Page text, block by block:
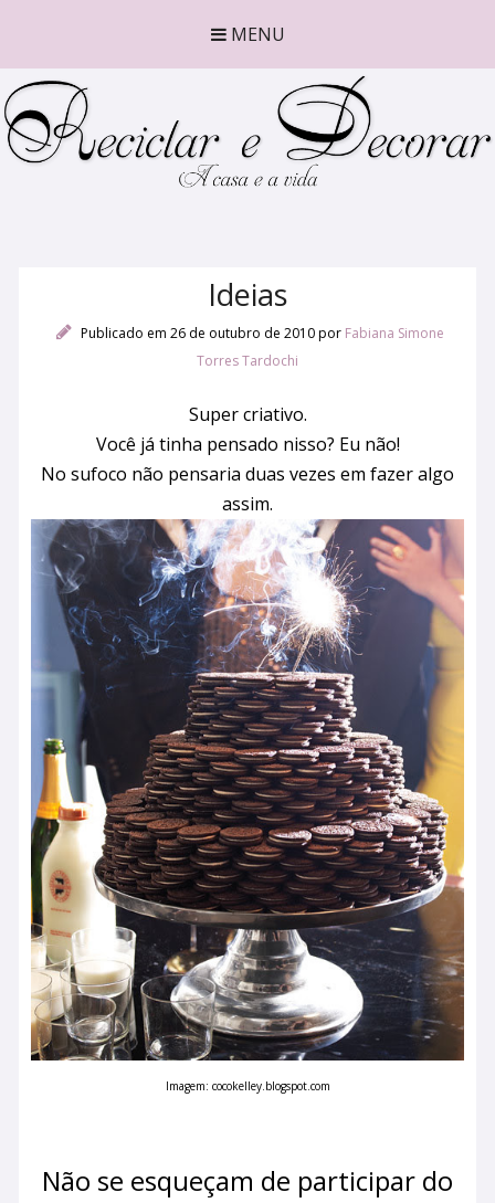
MENU
Ideias
Publicado em 26 de outubro de 2010por Fabiana Simone
Torres Tardochi
Super criativo.
Você já tinha pensado nisso? Eu não!
No sufoco não pensaria duas vezes em fazer algo
assim.
Imagem: cocokelley.blogspot.com
Não se esqueçam de participar do